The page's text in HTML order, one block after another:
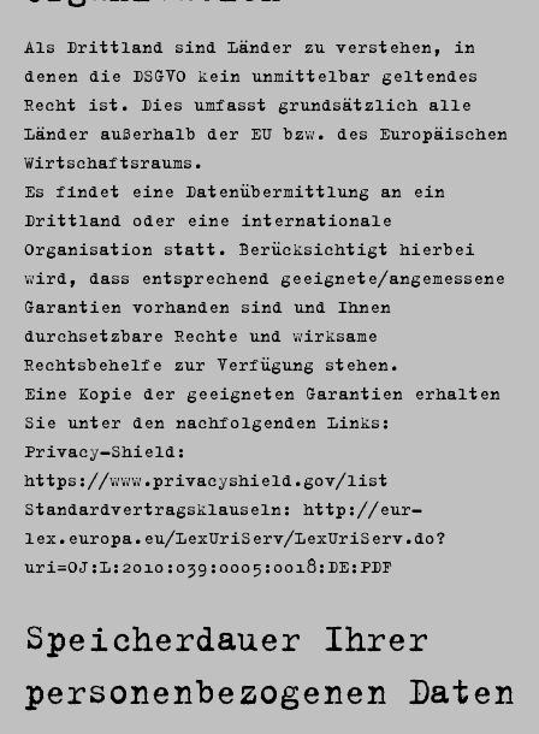
Als Drittland sind Länder zu verstehen, in
denen die DSGVO kein unmittelbar geltendes
Recht ist. Dies umfasst grundsätzlich alle
Länder außerhalb der EU bzw. des Europäischen
Wirtschaftsraums.
Es findet eine Datenübermittlung an ein
Drittland oder eine internationale
Organisation statt. Berücksichtigt hierbei
wird, dass entsprechend geeignete/angemessene
Garantien vorhanden sind und Ihnen
durchsetzbare Rechte und wirksame
Rechtsbehelfe zur Verfügung stehen.
Eine Kopie der geeigneten Garantien erhalten
Sie unter den nachfolgenden Links:
Privacy-Shield:
https://www.privacyshield.gov/list
Standardvertragsklauseln: http://eur-
lex.europa.eu/LexUriServ/LexUriServ.do?
uri=OJ:L:2010:039:0005:0018:DE:PDF
Speicherdauer Ihrer
personenbezogenen Daten